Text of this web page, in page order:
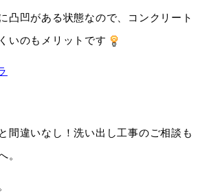
凸凹がある状態なので、コンクリート
いのもメリットです
間違いなし！洗い出し工事のご相談も
。